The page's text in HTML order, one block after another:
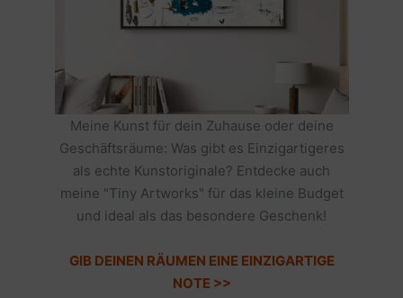
Meine Kunst für dein Zuhause oder deine
Geschäftsräume: Was gibt es Einzigartigeres
als echte Kunstoriginale? Entdecke auch
meine "Tiny Artworks" für das kleine Budget
und ideal als das besondere Geschenk!
GIB DEINEN RÄUMEN EINE EINZIGARTIGE
NOTE >>